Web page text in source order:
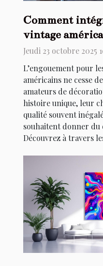
Comment
vintage
décoration
Jeudi 23 octobre 2025
L’engouement pour
américains ne cesse
amateurs de
histoire unique, leur
qualité souvent
souhaitent donner
Découvrez à travers